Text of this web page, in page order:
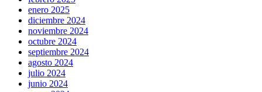
enero 2025
diciembre 2024
noviembre 2024
octubre 2024
septiembre 2024
agosto 2024
julio 2024
junio 2024